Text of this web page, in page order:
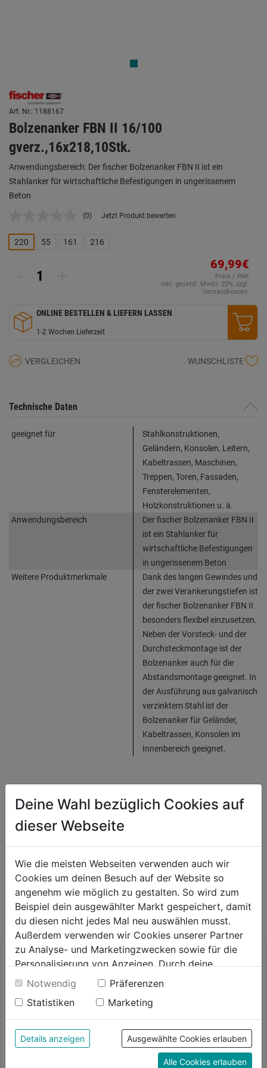
Art. Nr.: 1188167
Bolzenanker FBN II 16/100
gverz.,16x218,10Stk.
Anwendungsbereich: Der fischer Bolzenanker FBN II ist ein
Stahlanker für wirtschaftliche Befestigungen in ungerissenem
Beton
Kein
Link
auf
(0) Jetzt Produkt bewerten
220 55 161 216
69,99€
Preis / PAK
inkl. gesetzl. MwSt. 20%, zzgl.
Versandkosten.
ONLINE BESTELLEN & LIEFERN LASSEN
1-2 Wochen Lieferzeit
VERGLEICHEN WUNSCHLISTE
Technische Daten
geeignet für
Stahlkonstruktionen,
Geländern, Konsolen, Leitern,
Kabeltrassen, Maschinen,
Treppen, Toren, Fassaden,
Fensterelementen,
Holzkonstruktionen u. ä.
Anwendungsbereich
Der fischer Bolzenanker FBN II
ist ein Stahlanker für
wirtschaftliche Befestigungen
in ungerissenem Beton
Weitere Produktmerkmale
Dank des langen Gewindes und
der zwei Verankerungstiefen ist
der fischer Bolzenanker FBN II
besonders flexibel einzusetzen.
Neben der Vorsteck- und der
Durchsteckmontage ist der
Bolzenanker auch für die
Abstandsmontage geeignet. In
der Ausführung aus galvanisch
verzinktem Stahl ist der
Bolzenanker für Geländer,
Kabeltrassen, Konsolen im
Innenbereich geeignet.
Herstellerinformationen
WEITERE PRODUKTE AUS DIESER
KATEGORIE
Deine Wahl bezüglich Cookies auf
dieser Webseite
Wie die meisten Webseiten verwenden auch wir
Cookies um deinen Besuch auf der Website so
angenehm wie möglich zu gestalten. So wird zum
Beispiel dein ausgewählter Markt gespeichert, damit
du diesen nicht jedes Mal neu auswählen musst.
Außerdem verwenden wir Cookies unserer Partner
zu Analyse- und Marketingzwecken sowie für die
Personalisierung von Anzeigen. Durch deine
Einwilligung werden die Daten von Drittanbieter,
unter anderem auch in den USA, verarbeitet.
Durch Klick auf "Alle Cookies erlauben" stimmst du
der Verwendung aller Cookies zu. Unter "Details
anzeigen" findest du alle Infos zu den
unterschiedlichen Cookies, unter "Cookies
Konfigurieren" kannst du auswählen, welche Cookies
Notwendig
Präferenzen
Statistiken
Marketing
Details anzeigen Ausgewählte Cookies erlauben
Alle Cookies erlauben